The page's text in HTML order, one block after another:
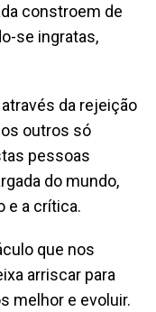
constroem de
se ingratas,
da rejeição
outros só
pessoas
do mundo,
e a crítica.
que nos
arriscar para
melhor e evoluir.